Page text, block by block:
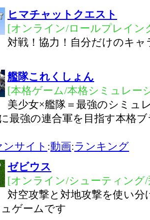
ヒマチャットクエスト
[オンライン/ロールプレイン
対戦！協力！自分だけのキャ
艦隊これくしょん
[本格ゲーム/本格シミュレー
美少女×艦隊＝最強のシミュ
最強の連合軍を目指す本格
ンサイト :動画:ランキング
ゼビウス
[オンライン/シューティング
対空攻撃と対地攻撃を使い
ゲームです